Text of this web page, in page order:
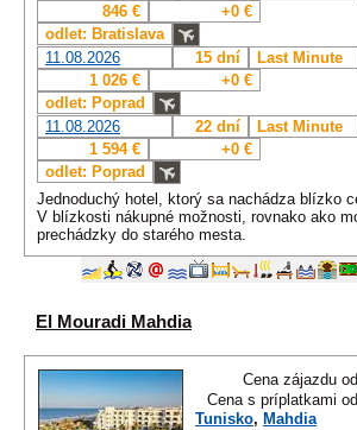
846 €
+0 €
odlet: Bratislava
11.08.2026
15 dní
Last Minute
1 026 €
+0 €
odlet: Poprad
11.08.2026
22 dní
Last Minute
1 594 €
+0 €
odlet: Poprad
Jednoduchý hotel, ktorý sa nachádza blízko
V blízkosti nákupné možnosti, rovnako ako
prechádzky do starého mesta.
El Mouradi Mahdia
Cena zájazdu
Cena s príplatkami
Tunisko, Mahdia